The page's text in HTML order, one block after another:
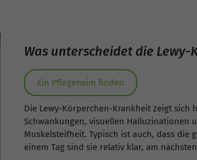
Was unterscheidet die
Ein Pflegeheim finden
Die Lewy-Körperchen-Krankheit zeigt
Schwankungen, visuellen Halluzinationen
Muskelsteifheit. Typisch ist auch, dass die
einem Tag sind sie relativ klar, am